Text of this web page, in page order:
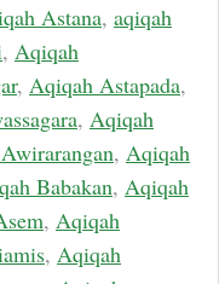
Astana, aqiqah
, Aqiqah
, Aqiqah Astapada,
, Aqiqah
, Aqiqah
Babakan, Aqiqah
, Aqiqah
, Aqiqah